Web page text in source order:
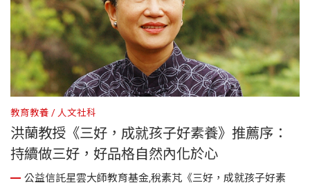
教育教養 人文社科
洪蘭教授《三好，成就孩子好素養》推薦序：
持續做三好，好品格自然內化於心
公益信託星雲大師教育基金,稅素芃《三好，成就孩子好素